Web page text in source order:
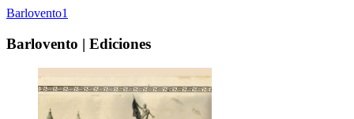
Barlovento1
Barlovento | Ediciones